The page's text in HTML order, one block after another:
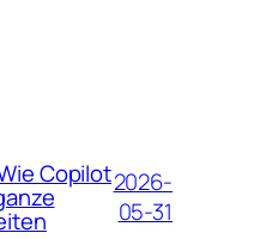
Copilot2026-
05-31